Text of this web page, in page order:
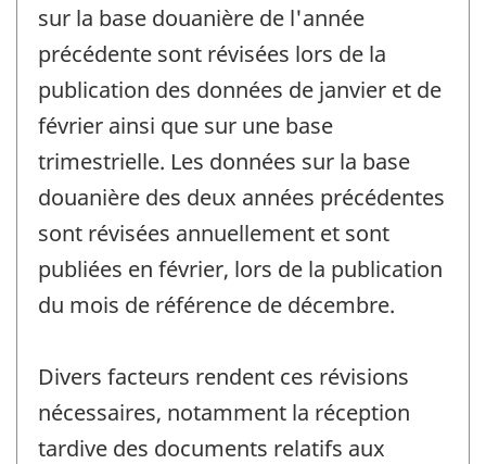
sur la base douanière de l'année
précédente sont révisées lors de la
publication des données de janvier et de
février ainsi que sur une base
trimestrielle. Les données sur la base
douanière des deux années précédentes
sont révisées annuellement et sont
publiées en février, lors de la publication
du mois de référence de décembre.
Divers facteurs rendent ces révisions
nécessaires, notamment la réception
tardive des documents relatifs aux